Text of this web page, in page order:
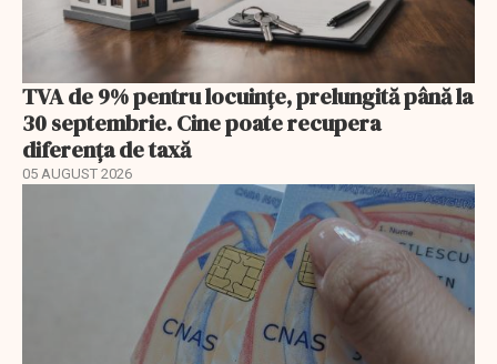
TVA de 9% pentru locuințe, prelungită până la
30 septembrie. Cine poate recupera
diferența de taxă
05 AUGUST 2026